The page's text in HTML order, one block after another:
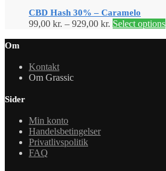
CBD Hash 30% – Caramelo
99,00 kr. – 929,00 kr. Select options
Om
Kontakt
Om Grassic
Sider
Min konto
Handelsbetingelser
Privatlivspolitik
FAQ